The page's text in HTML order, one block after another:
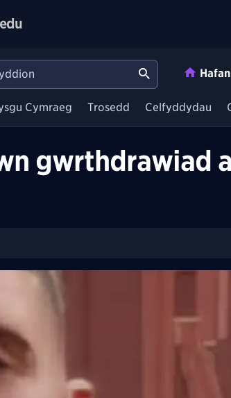
Hafan
Cymraeg Trosedd Celfyddydau
gwrthdrawiad